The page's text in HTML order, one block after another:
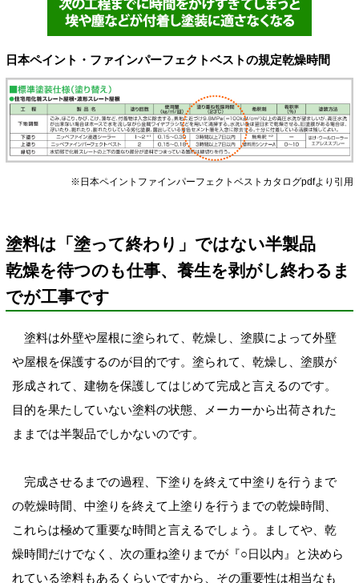
日本ペイント・ファインパーフェクトベストの規定乾燥時間
※日本ペイントファインパーフェクトベストカタログpdfより引用
塗料は「塗って終わり」ではない半製品
乾燥を待つのも仕事、養生を剥がし終わるま
でが工事です
塗料は外壁や屋根に塗られて、乾燥し、塗膜によって外壁
や屋根を保護するのが目的です。塗られて、乾燥し、塗膜が
形成されて、建物を保護してはじめて完成と言えるのです。
目的を果たしていない塗料の状態、メーカーから出荷された
ままでは半製品でしかないのです。
完成させるまでの過程、下塗りを終えて中塗りを行うまで
の乾燥時間、中塗りを終えて上塗りを行うまでの乾燥時間、
これらは極めて重要な時間と言えるでしょう。ましてや、乾
燥時間だけでなく、次の重ね塗りまでが『○日以内』と決めら
れている塗料もあるくらいですから、その重要性は相当なも